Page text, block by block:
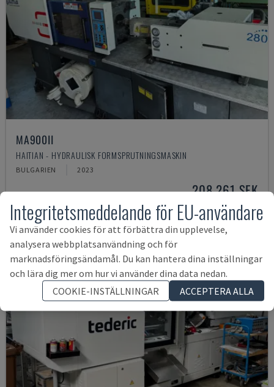
MA900ІІ
HAITIAN - HYDRAULISK FORMSPRUTNINGSMASKIN
BULGARIEN 2023
208 261 SEK
Integritetsmeddelande för EU-användare
Vi använder cookies för att förbättra din upplevelse,
analysera webbplatsanvändning och för
marknadsföringsändamål. Du kan hantera dina inställningar
och lära dig mer om hur vi använder dina data nedan.
COOKIE-INSTÄLLNINGAR
ACCEPTERA ALLA